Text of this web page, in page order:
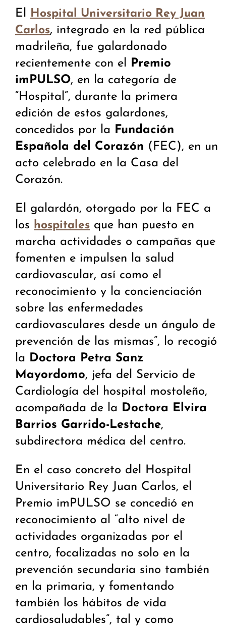
El Hospital Universitario Rey Juan
Carlos, integrado en la red pública
madrileña, fue galardonado
recientemente con el Premio
imPULSO, en la categoría de
“Hospital”, durante la primera
edición de estos galardones,
concedidos por la Fundación
Española del Corazón (FEC), en un
acto celebrado en la Casa del
Corazón.
El galardón, otorgado por la FEC a
los hospitales que han puesto en
marcha actividades o campañas que
fomenten e impulsen la salud
cardiovascular, así como el
reconocimiento y la concienciación
sobre las enfermedades
cardiovasculares desde un ángulo de
prevención de las mismas”, lo recogió
la Doctora Petra Sanz
Mayordomo, jefa del Servicio de
Cardiología del hospital mostoleño,
acompañada de la Doctora Elvira
Barrios Garrido-Lestache,
subdirectora médica del centro.
En el caso concreto del Hospital
Universitario Rey Juan Carlos, el
Premio imPULSO se concedió en
reconocimiento al “alto nivel de
actividades organizadas por el
centro, focalizadas no solo en la
prevención secundaria sino también
en la primaria, y fomentando
también los hábitos de vida
cardiosaludables”, tal y como